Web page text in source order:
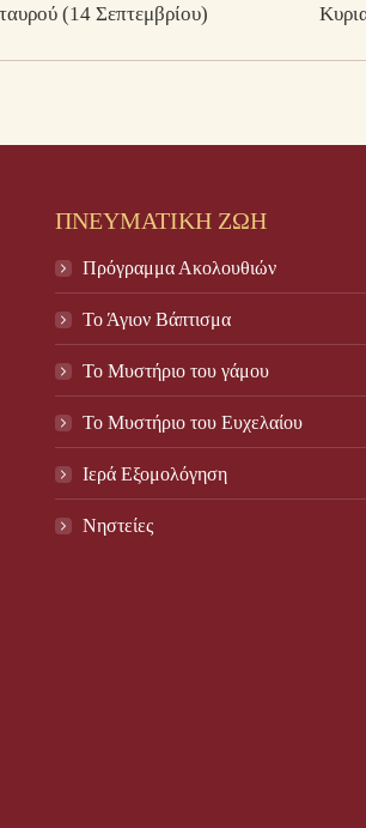
(14 Σεπτεμβρίου)
Next
ΠΝΕΥΜΑΤΙΚΗ ΖΩΗ
Πρόγραμμα Ακολουθιών
Το Άγιον Βάπτισμα
Το Μυστήριο του γάμου
Το Mυστήριο του Eυχελαίου
Ιερά Εξομολόγηση
Νηστείες